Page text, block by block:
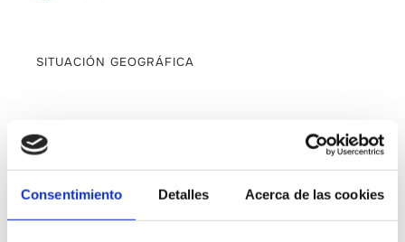
Consentimiento Detalles Acerca de las cookies
SITUACIÓN GEOGRÁFICA